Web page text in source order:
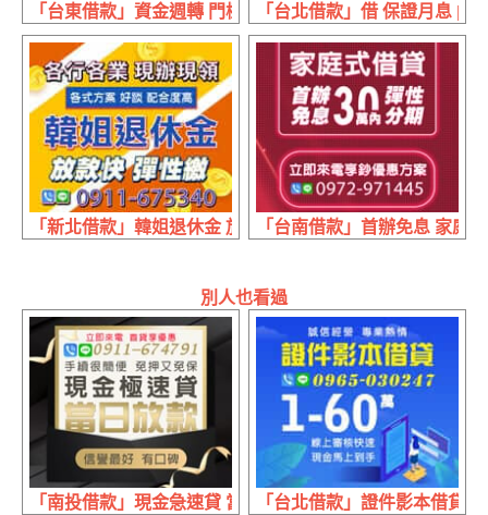
「台東借款」資金週轉 門檻最低放款乾脆 | 1~50萬 息低保
「台北借款」借 保證月息 | 2
「新北借款」韓姐退休金 放款快彈性繳 | 各行各業 現辦現領
「台南借款」首辦免息 家庭
別人也看過
「南投借款」現金急速貸 當日放款 | 手續很簡便 免押又免保
「台北借款」證件影本借貸